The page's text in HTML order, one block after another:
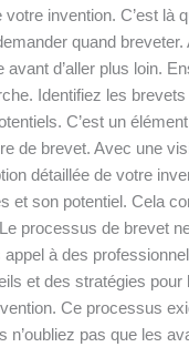
invention. C’est là
quand
avant d’aller plus loin.
Identifiez les
C’est un
de brevet. Avec une
détaillée de votre
et son potentiel. Cela
processus de brevet
à des
et des stratégies pour
Ce processus
n’oubliez pas que les